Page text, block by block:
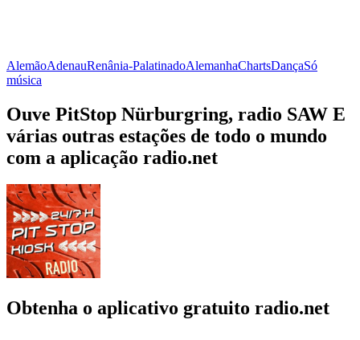
AlemãoAdenauRenânia-PalatinadoAlemanhaChartsDançaSó
música
Ouve PitStop Nürburgring, radio SAW E
várias outras estações de todo o mundo
com a aplicação radio.net
Obtenha o aplicativo gratuito radio.net